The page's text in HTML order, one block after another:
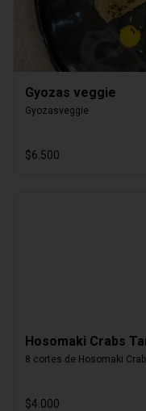
Gyozas veggie
Gyozasveggie
$6.500
Hosomaki Crabs
8 cortes de Hosomaki
$4.000